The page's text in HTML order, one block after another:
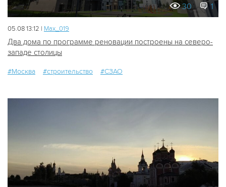
30 1
05.08 13:12 | Мах_019
Два дома по программе реновации построены на северо-
западе столицы
#Москва #строительство #СЗАО